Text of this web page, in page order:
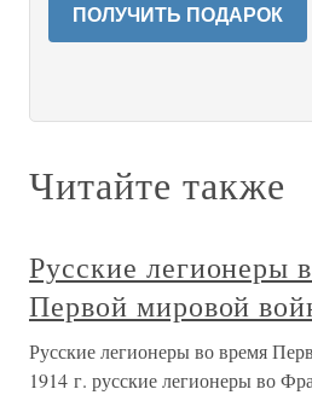
ПОЛУЧИТЬ ПОДАРОК
Читайте также
Русские легионеры
Первой мировой
Русские легионеры во время
1914 г. русские легионеры во